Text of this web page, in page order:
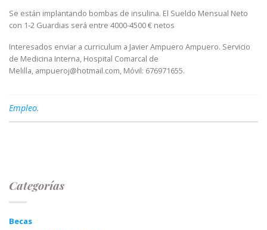
Se están implantando bombas de insulina. El Sueldo Mensual Neto
con 1-2 Guardias será entre 4000-4500 € netos
Interesados enviar a curriculum a Javier Ampuero Ampuero. Servicio
de Medicina Interna, Hospital Comarcal de
Melilla, ampueroj@hotmail.com, Móvil: 676971655.
Empleo.
Categorías
Becas